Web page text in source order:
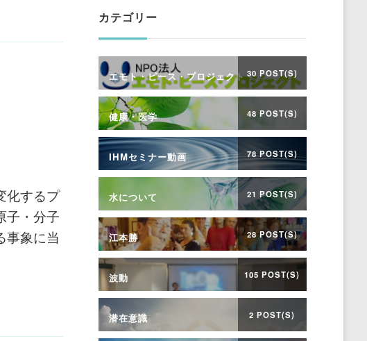
化するプ
子・分子
事象に当
カテゴリー
エモト・ピース・プロジェクト30 POST(S)
健康・医学 48 POST(S)
IHMセミナー動画 78 POST(S)
水について 21 POST(S)
江本勝 28 POST(S)
波動 105 POST(S)
潜在意識 2 POST(S)